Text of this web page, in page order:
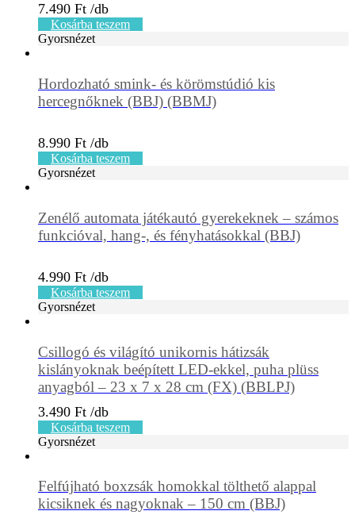
7.490 Ft
Kosárba teszem
Gyorsnézet
Hordozható smink- és körömstúdió kis
hercegnőknek (BBJ) (BBMJ)
8.990 Ft
Kosárba teszem
Gyorsnézet
Zenélő automata játékautó gyerekeknek – számos
funkcióval, hang-, és fényhatásokkal (BBJ)
4.990 Ft
Kosárba teszem
Gyorsnézet
Csillogó és világító unikornis hátizsák
kislányoknak beépített LED-ekkel, puha plüss
anyagból – 23 x 7 x 28 cm (FX) (BBLPJ)
3.490 Ft
Kosárba teszem
Gyorsnézet
Felfújható boxzsák homokkal tölthető alappal
kicsiknek és nagyoknak – 150 cm (BBJ)